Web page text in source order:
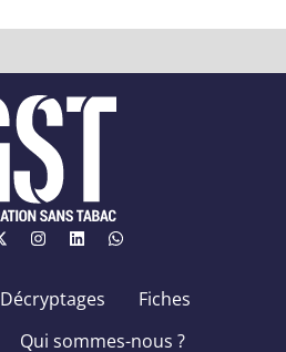
Décryptages
Fiches
Qui sommes-nous ?